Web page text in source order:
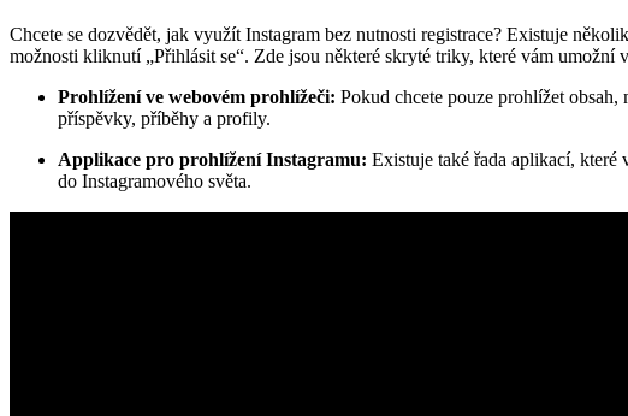
Chcete se dozvědět, jak využít Instagram bez nutnosti registrace? Existuje
možnosti kliknutí „Přihlásit se“. Zde jsou některé skryté triky, které vám umožní
Prohlížení ve webovém prohlížeči: Pokud chcete pouze prohlížet
příspěvky, příběhy a profily.
Applikace pro prohlížení Instagramu: Existuje také řada aplikací, které
do Instagramového světa.